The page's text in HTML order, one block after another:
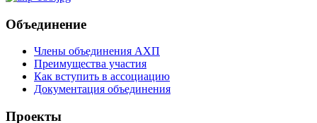
Объединение
Члены объединения АХП
Преимущества участия
Как вступить в ассоциацию
Документация объединения
Проекты